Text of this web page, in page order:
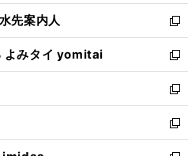
開
く
ン
ド
ウ
で
開
く
ウ
ィ
ン
ド
ウ
で
開
く
し
い
ウ
ィ
ン
ド
ウ
で
開
先案内人
新
し
い
ウ
ィ
ン
ド
ウ
よみタイ yomitai
新
し
い
ウ
ィ
ン
新
し
い
ウ
新
し